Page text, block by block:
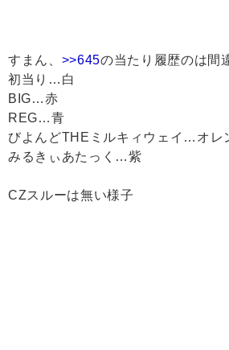
すまん、 >>645の当たり履歴のは間
初当り…白
BIG…赤
REG…青
びよんどTHEミルキィウェイ…オレ
みるきぃあたっく…紫
CZスルーは無い様子